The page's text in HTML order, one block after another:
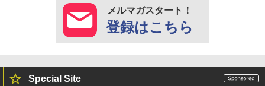
メルマガスタート！
登録はこちら
Special Site